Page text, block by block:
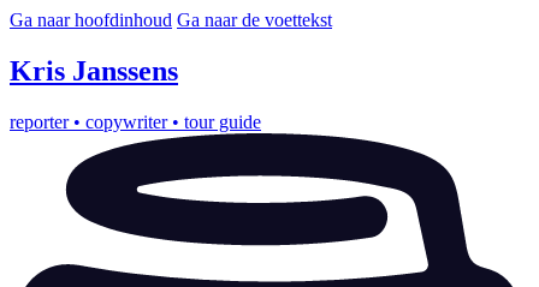
Ga naar hoofdinhoud Ga naar de voettekst
Kris Janssens
reporter • copywriter • tour guide